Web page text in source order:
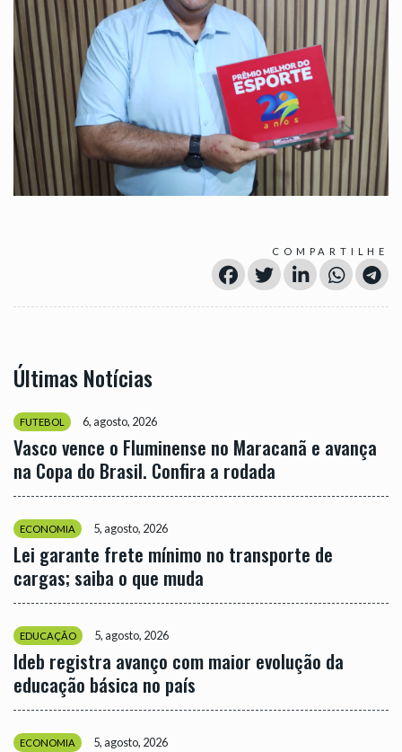
COMPARTILHE
Últimas Notícias
FUTEBOL 6, agosto, 2026
Vasco vence o Fluminense no Maracanã e avança
na Copa do Brasil. Confira a rodada
ECONOMIA 5, agosto, 2026
Lei garante frete mínimo no transporte de
cargas; saiba o que muda
EDUCAÇÃO 5, agosto, 2026
Ideb registra avanço com maior evolução da
educação básica no país
ECONOMIA 5, agosto, 2026